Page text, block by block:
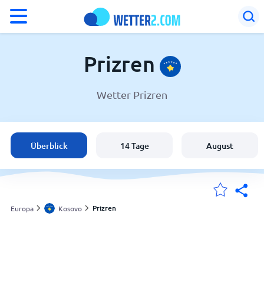
Kosovo
Schweiz
Deutschland
Prizren
Wetter Prizren
Überblick 14 Tage August
Europa Kosovo Prizren